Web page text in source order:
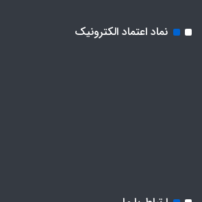
نماد اعتماد الکترونیک